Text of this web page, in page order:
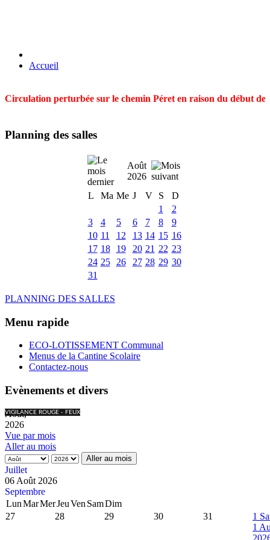
Accueil
Circulation perturbée sur le chemin Péret en raison du début
Planning des salles
Août
2026
L
Ma Me J V S
D
1
2
3
4 5 6 7 8
9
10 11 12 13 14 15 16
17 18 19 20 21 22 23
24 25 26 27 28 29 30
31
PLANNING DES SALLES
Menu rapide
ECO-LOTISSEMENT Communal
Menus de la Cantine Scolaire
Contactez-nous
Evènements et divers
VIGILANCE ROUGE - FEUX
Août,
2026
Vue par mois
Aller au mois
Aller au mois
Juillet
06 Août 2026
Septembre
LunMarMerJeuVen SamDim
27
28 29 30 31 1
1